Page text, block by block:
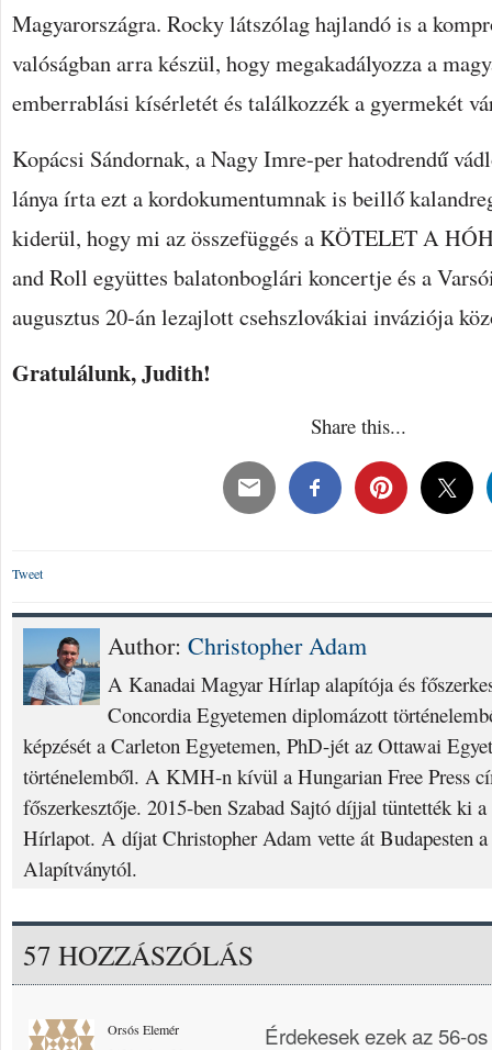
Magyarországra. Rocky látszólag hajlandó is a
valóságban arra készül, hogy megakadályozza a
emberrablási kísérletét és találkozzék a gyermekét
Kopácsi Sándornak, a Nagy Imre-per hatodrendű
lánya írta ezt a kordokumentumnak is beillő
kiderül, hogy mi az összefüggés a KÖTELET A
and Roll együttes balatonboglári koncertje és a
augusztus 20-án lezajlott csehszlovákiai inváziója
Gratulálunk, Judith!
Share this...
Tweet
Author: Christopher Adam
A Kanadai Magyar Hírlap alapítója és
Concordia Egyetemen diplomázott
képzését a Carleton Egyetemen, PhD-jét az Ottawai
történelemből. A KMH-n kívül a Hungarian Free Press
főszerkesztője. 2015-ben Szabad Sajtó díjjal tüntették ki
Hírlapot. A díjat Christopher Adam vette át Budapesten a
Alapítványtól.
57 HOZZÁSZÓLÁS
Orsós Elemér
Érdekesek ezek az 56-